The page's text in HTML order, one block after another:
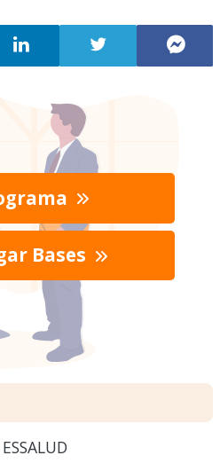
Bases
ESSALUD